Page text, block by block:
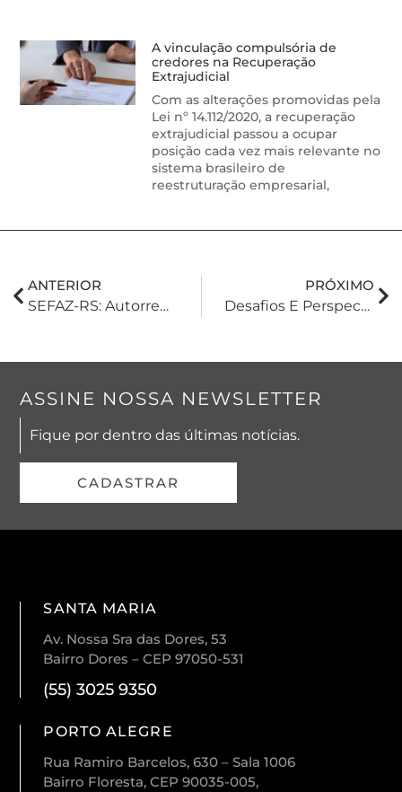
A vinculação compulsória de
credores na Recuperação
Extrajudicial
Com as alterações promovidas pela
Lei nº 14.112/2020, a recuperação
extrajudicial passou a ocupar
posição cada vez mais relevante no
sistema brasileiro de
reestruturação empresarial,
ANTERIOR
SEFAZ-RS: Autorregularização De Planejamentos Sucessórios Irregulares
PRÓXIMO
Desafios E Perspectivas Da Reforma Tributária: BBZ Contribui Com O Tema Em Café Contábil
ASSINE NOSSA NEWSLETTER
Fique por dentro das últimas notícias.
CADASTRAR
SANTA MARIA
Av. Nossa Sra das Dores, 53
Bairro Dores – CEP 97050-531
(55) 3025 9350
PORTO ALEGRE
Rua Ramiro Barcelos, 630 – Sala 1006
Bairro Floresta, CEP 90035-005,